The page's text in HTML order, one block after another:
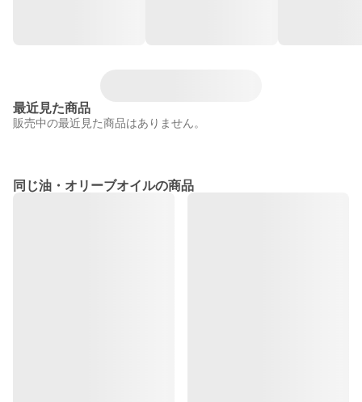
最近見た商品
販売中の最近見た商品はありません。
同じ油・オリーブオイルの商品